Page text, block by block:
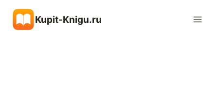
содержимому
Kupit-Knigu.ru